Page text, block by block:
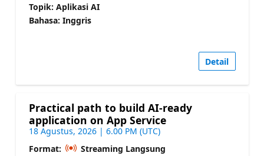
Topik: Aplikasi AI
Bahasa: Inggris
Detail
Practical path to build AI-ready
application on App Service
18 Agustus, 2026 | 6.00 PM (UTC)
Format:
Streaming Langsung